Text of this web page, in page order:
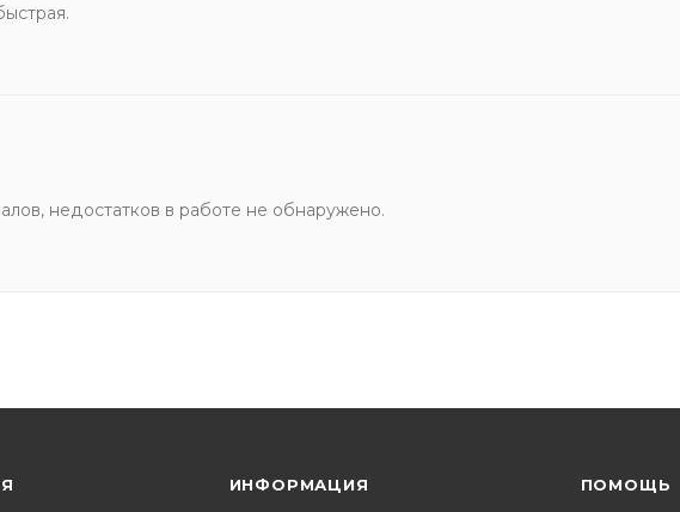
недостатков в работе не обнаружено.
ИНФОРМАЦИЯ ПОМОЩЬ